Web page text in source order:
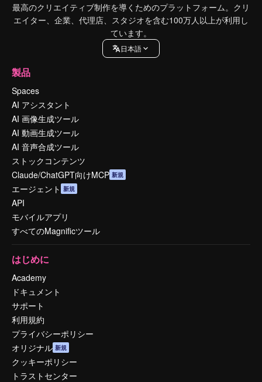
最高のクリエイティブ制作を導くためのプラットフォーム。クリ
エイター、企業、代理店、スタジオを含む100万人以上が利用し
ています。
日本語
製品
Spaces
AI アシスタント
AI 画像生成ツール
AI 動画生成ツール
AI 音声合成ツール
ストックコンテンツ
Claude/ChatGPT向けMCP 新規
エージェント 新規
API
モバイルアプリ
すべてのMagnificツール
はじめに
Academy
ドキュメント
サポート
利用規約
プライバシーポリシー
オリジナル 新規
クッキーポリシー
トラストセンター